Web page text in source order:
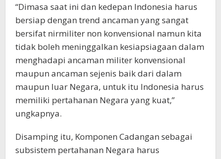
“Dimasa saat ini dan kedepan Indonesia harus
bersiap dengan trend ancaman yang sangat
bersifat nirmiliter non konvensional namun kita
tidak boleh meninggalkan kesiapsiagaan dalam
menghadapi ancaman militer konvensional
maupun ancaman sejenis baik dari dalam
maupun luar Negara, untuk itu Indonesia harus
memiliki pertahanan Negara yang kuat,”
ungkapnya.
Disamping itu, Komponen Cadangan sebagai
subsistem pertahanan Negara harus